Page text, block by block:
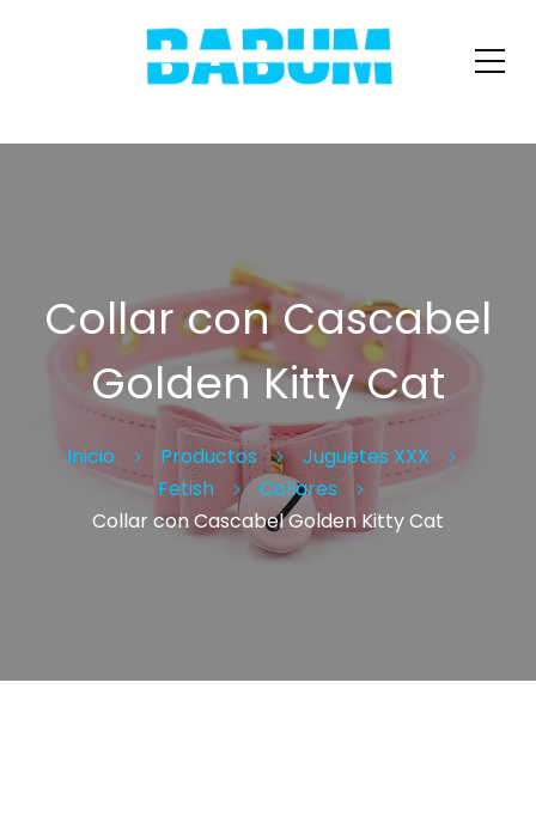
Collar con Cascabel
Golden Kitty Cat
Inicio Productos
Juguetes XXX
Fetish
Collares
Collar con Cascabel Golden Kitty Cat